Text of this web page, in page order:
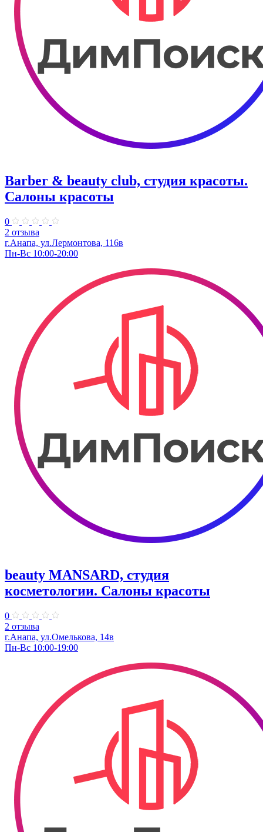
Barber & beauty club, студия красоты.
Салоны красоты
0
2 отзыва
г.Анапа, ул.Лермонтова, 116в
Пн-Вс 10:00-20:00
beauty MANSARD, студия
косметологии. Салоны красоты
0
2 отзыва
г.Анапа, ул.Омелькова, 14в
Пн-Вс 10:00-19:00